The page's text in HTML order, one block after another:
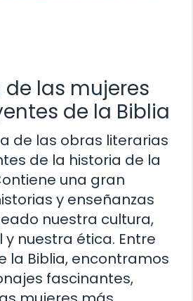
de las mujeres
de la Biblia
de las obras literarias
de la historia de la
una gran
y enseñanzas
nuestra cultura,
nuestra ética. Entre
la Biblia, encontramos
fascinantes,